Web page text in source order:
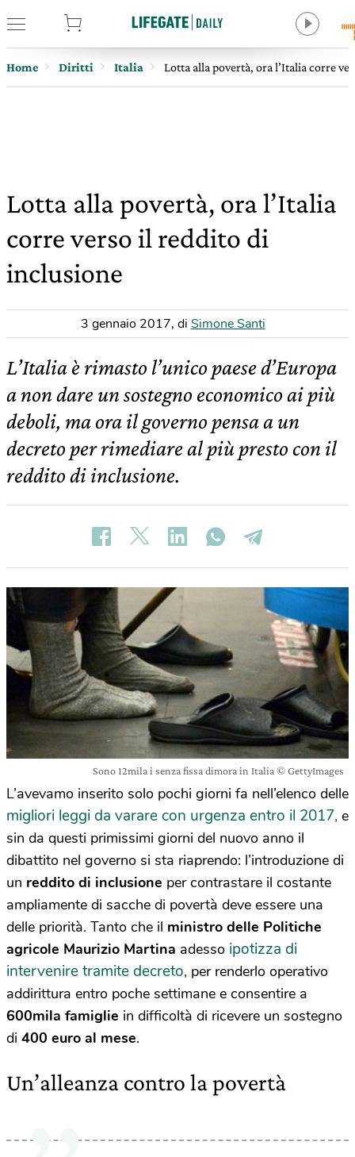
Home Diritti Italia Lotta alla povertà, ora l’Italia corre
Lotta alla povertà, ora l’Italia
corre verso il reddito di
inclusione
3 gennaio 2017, di Simone Santi
L’Italia è rimasto l’unico paese d’Europa
a non dare un sostegno economico ai più
deboli, ma ora il governo pensa a un
decreto per rimediare al più presto con il
reddito di inclusione.
Sono 12mila i senza fissa dimora in Italia © GettyImages
L’avevamo inserito solo pochi giorni fa nell’elenco delle
migliori leggi da varare con urgenza entro il 2017, e
sin da questi primissimi giorni del nuovo anno il
dibattito nel governo si sta riaprendo: l’introduzione di
un reddito di inclusione per contrastare il costante
ampliamente di sacche di povertà deve essere una
delle priorità. Tanto che il ministro delle Politiche
agricole Maurizio Martina adesso ipotizza di
intervenire tramite decreto, per renderlo operativo
addirittura entro poche settimane e consentire a
600mila famiglie in difficoltà di ricevere un sostegno
di 400 euro al mese.
Un’alleanza contro la povertà